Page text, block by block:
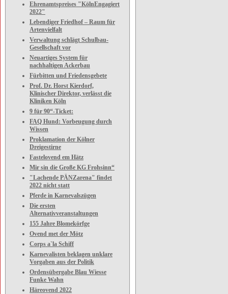
Ehrenamtspreises "KölnEngagiert
2022"
Lebendiger Friedhof – Raum für
Artenvielfalt
Verwaltung schlägt Schulbau-
Gesellschaft vor
Neuartiges System für
nachhaltigen Ackerbau
Fürbitten und Friedensgebete
Prof. Dr. Horst Kierdorf,
Klinischer Direktor, verlässt die
Kliniken Köln
9 für 90“-Ticket:
FAQ Hund: Vorbeugung durch
Wissen
Proklamation der Kölner
Dreigestirne
Fastelovend em Hätz
Mir sin die Große KG Frohsinn“
"Lachende PÄNZarena" findet
2022 nicht statt
Pferde in Karnevalszügen
Die ersten
Alternativveranstaltungen
155 Jahre Blomekörfge
Ovend met der Mötz
Corps a`la Schiff
Karnevalisten beklagen unklare
Vorgaben aus der Politik
Ordensübergabe Blau Wiesse
Funke Wahn
Häreovend 2022